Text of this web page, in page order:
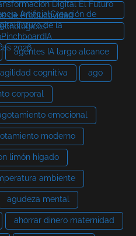
Digital El Futuro
de Productividad
ArtificialCreación de
de la
2026
agentes IA largo alcance
agilidad cognitiva ago
corporal
emocional
moderno
limón hígado
ambiente
agudeza mental
ahorrar dinero maternidad